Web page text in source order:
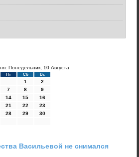
Понедельник, 10 Августа
Пт Сб Вс
1
2
7 8
9
14 15
16
21 22
23
28 29
30
Васильевой не снимался